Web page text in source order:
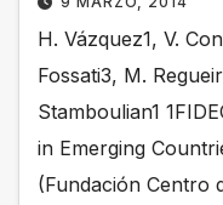
H. Vázquez1, V.
Fossati3, M.
Stamboulian1
in Emerging
(Fundación Centro